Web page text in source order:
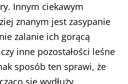
Innym ciekawym
znanym jest zasypanie
zalanie ich gorącą
inne pozostałości leśne
sposób ten sprawi, że